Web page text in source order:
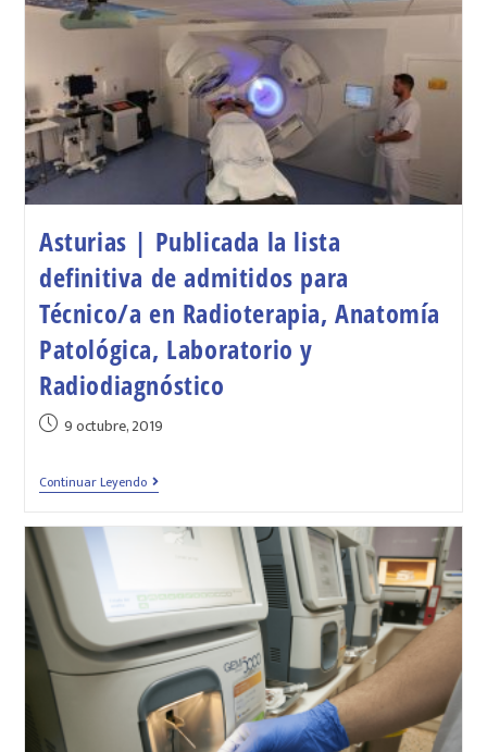
Asturias | Publicada la lista
definitiva de admitidos para
Técnico/a en Radioterapia, Anatomía
Patológica, Laboratorio y
Radiodiagnóstico
9 octubre, 2019
Continuar Leyendo